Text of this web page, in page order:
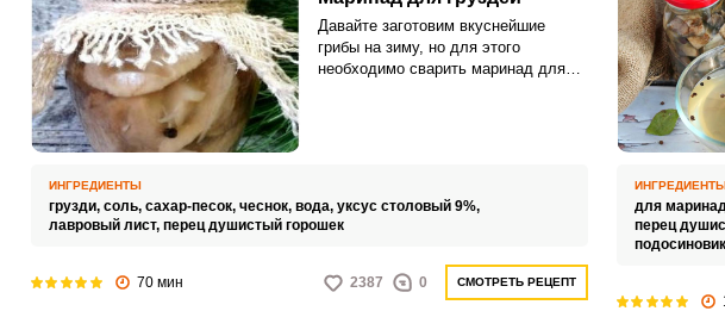
Давайте заготовим вкуснейшие
грибы на зиму, но для этого
необходимо сварить маринад для
ИНГРЕДИЕНТЫ
грузди, соль, сахар-песок, чеснок, вода, уксус столовый 9%,
лавровый лист, перец душистый горошек
70 мин 2387 0 СМОТРЕТЬ РЕЦЕПТ
для
перец
ВХОД НА
с